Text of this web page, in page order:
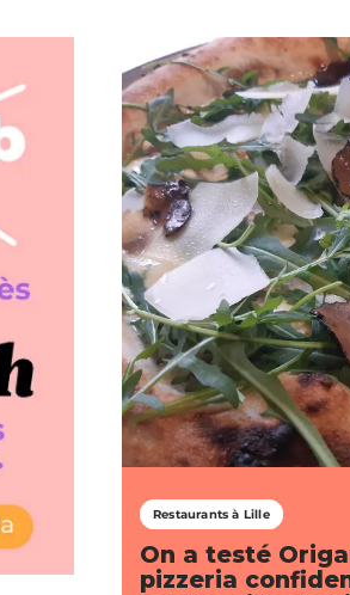
Restaurants à Lille
On a testé
pizzeria